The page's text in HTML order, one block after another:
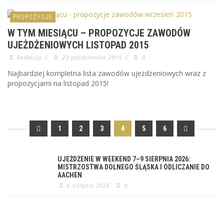
PROPOZYCJE
W TYM MIESIĄCU – PROPOZYCJE ZAWODÓW
UJEŻDŻENIOWYCH LISTOPAD 2015
Redakcja / 23 października 2015 / 0
Najbardziej kompletna lista zawodów ujeżdżeniowych wraz z
propozycjami na listopad 2015!
1 2 3 4 5 6
UJEŻDŻENIE W WEEKEND 7–9 SIERPNIA 2026:
MISTRZOSTWA DOLNEGO ŚLĄSKA I ODLICZANIE DO
AACHEN
6 sierpnia 2026 0